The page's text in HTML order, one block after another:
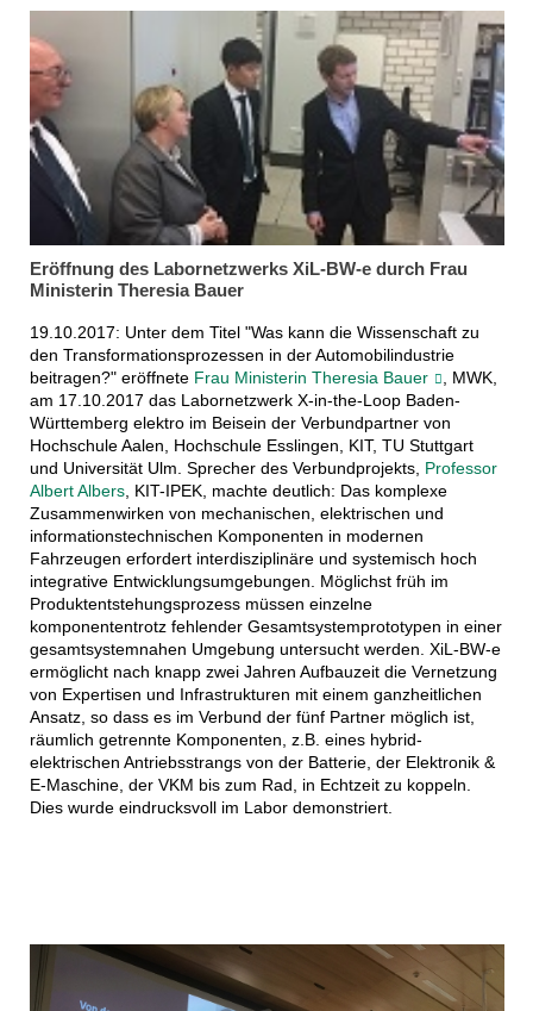
Eröffnung des Labornetzwerks XiL-BW-e durch Frau
Ministerin Theresia Bauer
19.10.2017: Unter dem Titel "Was kann die Wissenschaft zu
den Transformationsprozessen in der Automobilindustrie
beitragen?" eröffnete Frau Ministerin Theresia Bauer
, MWK,
am 17.10.2017 das Labornetzwerk X-in-the-Loop Baden-
Württemberg elektro im Beisein der Verbundpartner von
Hochschule Aalen, Hochschule Esslingen, KIT, TU Stuttgart
und Universität Ulm. Sprecher des Verbundprojekts, Professor
Albert Albers, KIT-IPEK, machte deutlich: Das komplexe
Zusammenwirken von mechanischen, elektrischen und
informationstechnischen Komponenten in modernen
Fahrzeugen erfordert interdisziplinäre und systemisch hoch
integrative Entwicklungsumgebungen. Möglichst früh im
Produktentstehungsprozess müssen einzelne
komponententrotz fehlender Gesamtsystemprototypen in einer
gesamtsystemnahen Umgebung untersucht werden. XiL-BW-e
ermöglicht nach knapp zwei Jahren Aufbauzeit die Vernetzung
von Expertisen und Infrastrukturen mit einem ganzheitlichen
Ansatz, so dass es im Verbund der fünf Partner möglich ist,
räumlich getrennte Komponenten, z.B. eines hybrid-
elektrischen Antriebsstrangs von der Batterie, der Elektronik &
E-Maschine, der VKM bis zum Rad, in Echtzeit zu koppeln.
Dies wurde eindrucksvoll im Labor demonstriert.